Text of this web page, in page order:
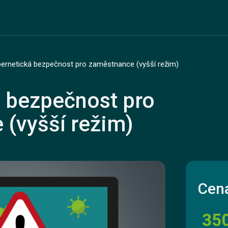
bezpečnost pro zaměstnance (vyšší režim)
pro
(vyšší režim)